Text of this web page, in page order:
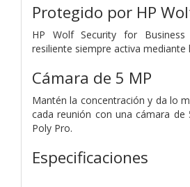
Protegido por HP
HP Wolf Security for
resiliente siempre activa mediante
Cámara de 5 MP
Mantén la concentración y da lo
cada reunión con una cámara de
Poly Pro.
Especificaciones